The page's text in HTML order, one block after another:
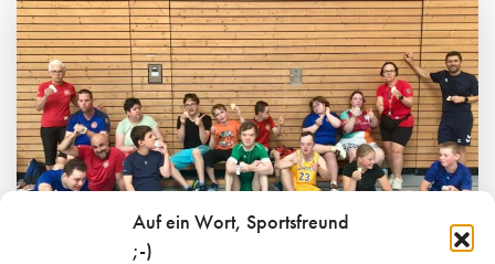
Auf ein Wort, Sportsfreund
;-)